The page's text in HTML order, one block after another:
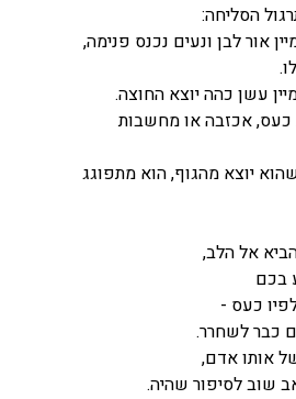
הסליחה:
אור לבן ונעים נכנס פנימה,
עשן כהה יוצא החוצה.
כעס, אכזבה או מחשבות
יוצא מהגוף, הוא מתפוגג
אל הלב,
בכם
כעס -
כבר לשחרר.
אותו אדם,
שוב לסיפור שהיה.